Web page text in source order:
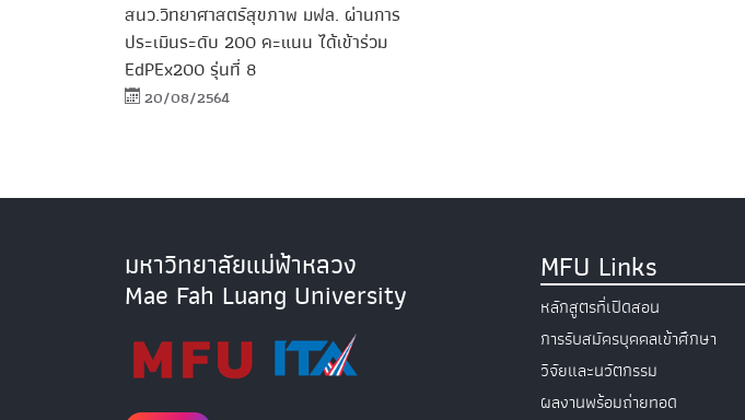
สนว.วิทยาศาสตร์สุขภาพ มฟล. ผ่านการ
ประเมินระดับ 200 คะแนน ได้เข้าร่วม
EdPEx200 รุ่นที่ 8
20/08/2564
มหาวิทยาลัยแม่ฟ้าหลวง
Mae Fah Luang University
MFU Links
หลักสูตรที่เปิดสอน
การรับสมัครบุคคลเข้าศึกษา
วิจัยและนวัตกรรม
ผลงานพร้อมถ่ายทอด